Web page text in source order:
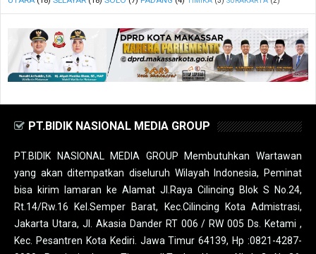
PT.BIDIK NASIONAL MEDIA GROUP
PT.BIDIK NASIONAL MEDIA GROUP Membutuhkan Wartawan
yang akan ditempatkan diseluruh Wilayah Indonesia, Peminat
bisa kirim lamaran ke Alamat Jl.Raya Cilincing Blok S No.24,
Rt.14/Rw.16 Kel.Semper Barat, Kec.Cilincing Kota Admistrasi,
Jakarta Utara, Jl. Akasia Dander RT 006 / RW 005 Ds. Ketami ,
Kec. Pesantren Kota Kediri. Jawa Timur 64139, Hp :0821-4287-